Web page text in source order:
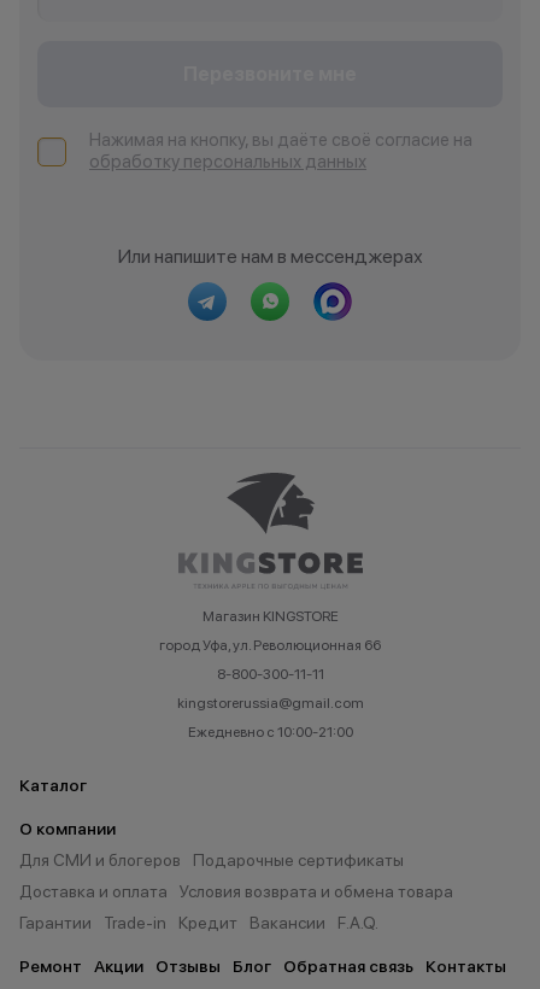
Нажимая на кнопку, вы даёте своё согласие на
обработку персональных данных
Или напишите нам в мессенджерах
Магазин KINGSTORE
город Уфа, ул. Революционная 66
8-800-300-11-11
kingstorerussia@gmail.com
Ежедневно с 10:00-21:00
Каталог
О компании
Для СМИ и блогеров
Подарочные сертификаты
Доставка и оплата
Условия возврата и обмена товара
Гарантии
Trade-in Кредит Вакансии F.A.Q.
Ремонт Акции Отзывы Блог Обратная связь Контакты